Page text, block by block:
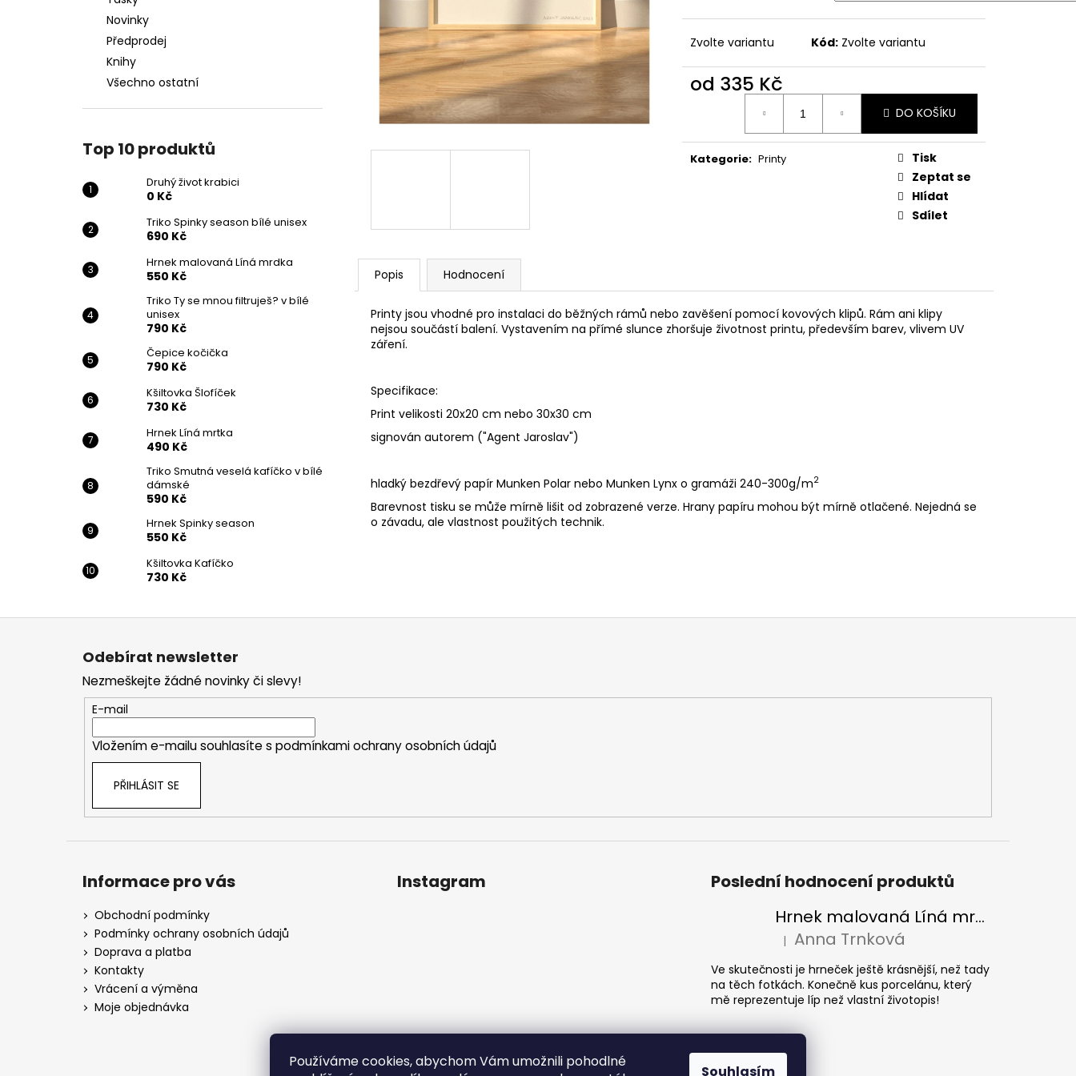
Používáme cookies, abychom Vám umožnili pohodlné
Souhlasím
Novinky
Předprodej
Knihy
Všechno ostatní
Top 10 produktů
Druhý život krabici
0 Kč
Triko Spinky season bílé unisex
690 Kč
Hrnek malovaná Líná mrdka
550 Kč
Triko Ty se mnou filtruješ? v bílé
unisex
790 Kč
Čepice kočička
790 Kč
Kšiltovka Šlofíček
730 Kč
Hrnek Líná mrtka
490 Kč
Triko Smutná veselá kafíčko v bílé
dámské
590 Kč
Hrnek Spinky season
550 Kč
Kšiltovka Kafíčko
730 Kč
Zvolte variantu Kód: Zvolte variantu
od 335 Kč
DO KOŠÍKU
Kategorie: Printy
Tisk
Zeptat se
Hlídat
Sdílet
Popis Hodnocení
Printy jsou vhodné pro instalaci do běžných rámů nebo zavěšení pomocí kovových klipů. Rám ani klipy
nejsou součástí balení. Vystavením na přímé slunce zhoršuje životnost printu, především barev, vlivem UV
záření.
Specifikace:
Print velikosti 20x20 cm nebo 30x30 cm
signován autorem ("Agent Jaroslav")
hladký bezdřevý papír Munken Polar nebo Munken Lynx o gramáži 240-300g/m2
Barevnost tisku se může mírně lišit od zobrazené verze. Hrany papíru mohou být mírně otlačené. Nejedná se
o závadu, ale vlastnost použitých technik.
DRUHÝ ŽIVOT KRABICI
0 Kč
TRIKO SPINKY SEASON BÍLÉ UNISEX
690 Kč
HRNEK MALOVANÁ LÍNÁ MRDKA
550 Kč
Z
Odebírat newsletter
Nezmeškejte žádné novinky či slevy!
E-mail
Vložením e-mailu souhlasíte s podmínkami ochrany osobních údajů
PŘIHLÁSIT SE
Informace pro vás
Obchodní podmínky
Podmínky ochrany osobních údajů
Doprava a platba
Kontakty
Vrácení a výměna
Moje objednávka
Instagram
Poslední hodnocení produktů
Hrnek malovaná Líná mrdka
Hodnocení produktu je 5 z 5 hvězdiček.
| Anna Trnková
Ve skutečnosti je hrneček ještě krásnější, než tady
na těch fotkách. Konečně kus porcelánu, který
mě reprezentuje líp než vlastní životopis!